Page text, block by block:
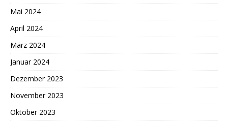
Mai 2024
April 2024
März 2024
Januar 2024
Dezember 2023
November 2023
Oktober 2023